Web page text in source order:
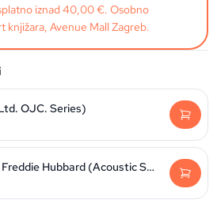
iznad 40,00 €. Osobno
knjižara, Avenue Mall Zagreb.
OJC. Series)
The Artistry of Freddie Hubbard (Acoustic Sounds)